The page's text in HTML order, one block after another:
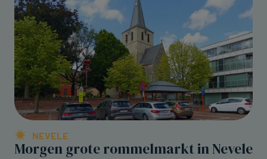
NEVELE
Morgen grote rommelmarkt in Nevele